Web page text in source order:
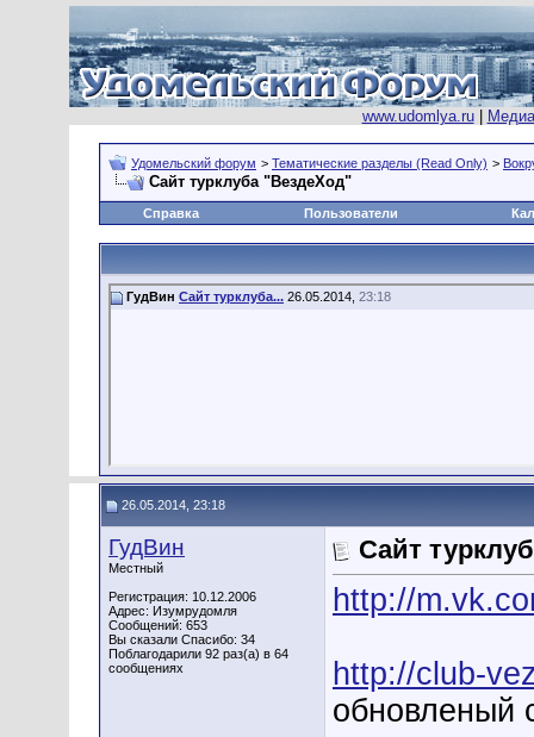
www.udomlya.ru|
Удомельский форум > Тематические разделы (Read Only) >
Сайт турклуба "ВездеХод"
Справка Пользователи
ГудВин Сайт турклуба... 26.05.2014, 23:18
26.05.2014, 23:18
ГудВин
Местный
Регистрация: 10.12.2006
Адрес: Изумрудомля
Сообщений: 653
Вы сказали Спасибо: 34
Поблагодарили 92 раз(а) в 64
сообщениях
Сайт
http://
http://club-
обновленый